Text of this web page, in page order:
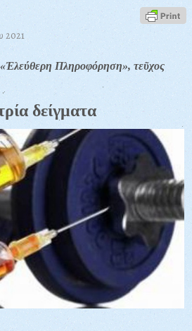
2021
Πληροφόρηση», τεῦχος
δείγματα